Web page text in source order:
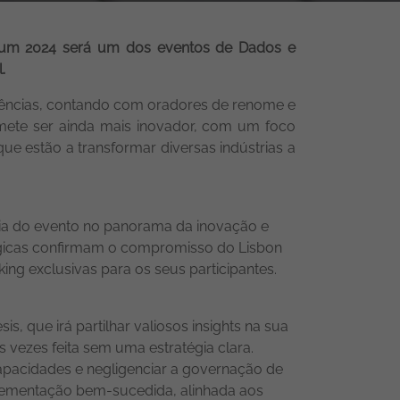
2024 será um dos eventos de Dados e
contando com oradores de renome e
ser ainda mais inovador, com um foco
estão a transformar diversas indústrias a
do evento no panorama da inovação e
confirmam o compromisso do Lisbon
exclusivas para os seus participantes.
que irá partilhar valiosos insights na sua
vezes feita sem uma estratégia clara.
e negligenciar a governação de
bem-sucedida, alinhada aos